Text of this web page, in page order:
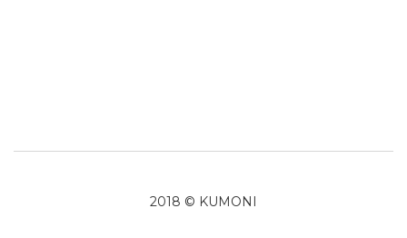
2018 © KUMONI